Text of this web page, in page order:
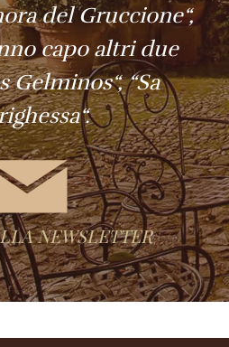
del Gruccione“,
capo altri due
Gelminos“, “Sa
“.
NEWSLETTER